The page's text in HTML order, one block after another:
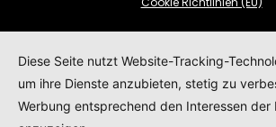
Diese Seite nutzt Website-Tracking-
um ihre Dienste anzubieten, stetig zu
Werbung entsprechend den Interessen der